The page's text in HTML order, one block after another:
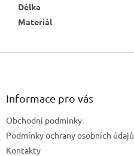
Délka
Materiál
Z
Informace pro vás
Obchodní podmínky
Podmínky ochrany osobních údajů
Kontakty